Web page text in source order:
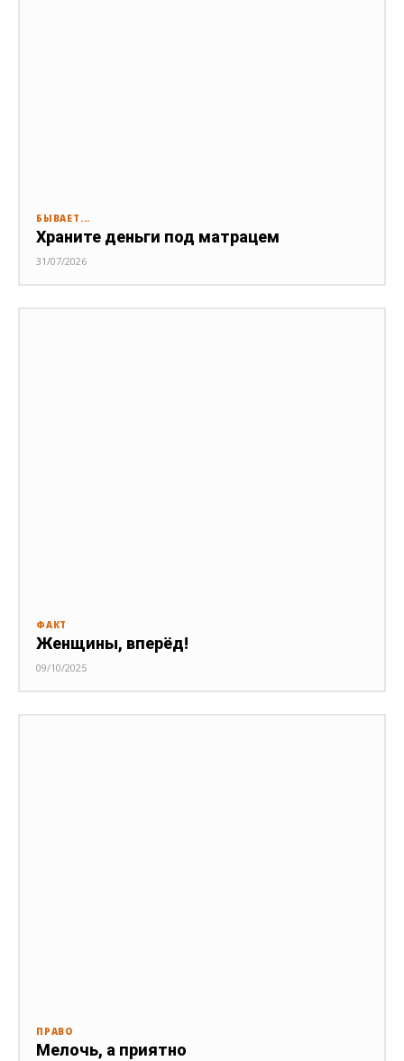
БЫВАЕТ...
Храните деньги под матрацем
31/07/2026
ФАКТ
Женщины, вперёд!
09/10/2025
ПРАВО
Мелочь, а приятно